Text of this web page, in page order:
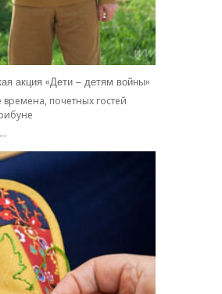
акция «Дети – детям войны»
почетных гостей